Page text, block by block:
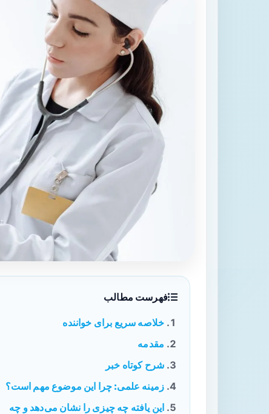
فهرست مطالب
خلاصه سریع برای خواننده
مقدمه
شرح کوتاه خبر
زمینه علمی: چرا این موضوع مهم است؟
این یافته چه چیزی را نشان می‌دهد و چه